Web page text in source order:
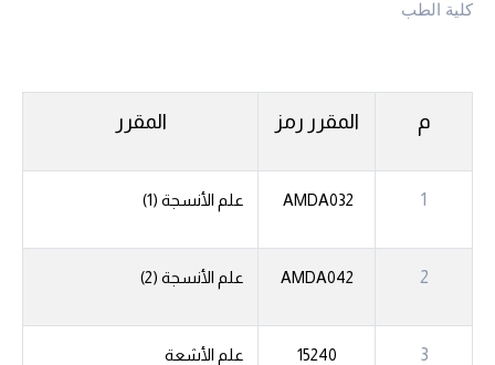
كلية الطب
م رمز المقرر المقرر
1
AMDA032 علم الأنسجة (1)
2
AMDA042 علم الأنسجة (2)
3
15240 علم الأشعة